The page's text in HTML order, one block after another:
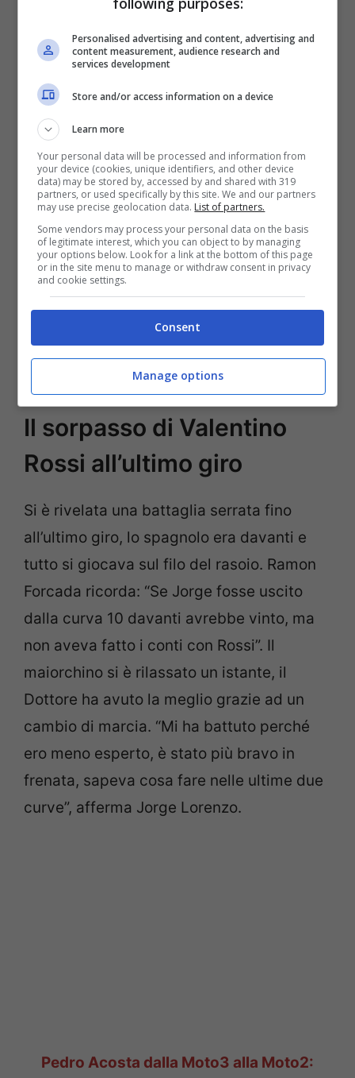
Pedrosa, Stoner e Lorenzo non aveva
una novità”, ricorda il tecnico catalano a
Motorsport-Total.com. Il culmine della loro
rivalità si è raggiunto sul circuito del
Montmelò nel 2009. Jorge partiva dalla
pole position, Valentino dalla seconda
piazza a soli 13 millesimi dopo le
qualifiche. “Era una delle mie piste
preferite, ma per Lorenzo era la gara di
casa. Avevamo stili di guida diversi ma
eravamo similmente veloci”, ricorda il nove
Il sorpasso di Valentino
Rossi all’ultimo giro
Si è rivelata una battaglia serrata fino
all’ultimo giro, lo spagnolo era davanti e
tutto si giocava sul filo del rasoio. Ramon
Forcada ricorda: “Se Jorge fosse uscito
dalla curva 10 davanti avrebbe vinto, ma
non aveva fatto i conti con Rossi”. Il
maiorchino si è rilassato un istante, il
Dottore ha avuto la meglio grazie ad un
cambio di marcia. “Mi ha battuto perché
ero meno esperto, è stato più bravo in
frenata, sapeva cosa fare nelle ultime due
curve”, afferma Jorge Lorenzo.
Pedro Acosta dalla Moto3 alla Moto2:
Personalised advertising and content, advertising and
content measurement, audience research and
services development
Store and/or access information on a device
Learn more
Your personal data will be processed and information from
your device (cookies, unique identifiers, and other device
data) may be stored by, accessed by and shared with 319
partners, or used specifically by this site. We and our partners
may use precise geolocation data. List of partners.
Some vendors may process your personal data on the basis
of legitimate interest, which you can object to by managing
your options below. Look for a link at the bottom of this page
or in the site menu to manage or withdraw consent in privacy
and cookie settings.
Consent
Manage options